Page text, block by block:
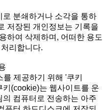
로분쇄하거나소각을통하
저장된개인정보는기록을
하여삭제하며,어떠한용도
리합니다.
제공하기위해'쿠키
(cookie)는웹사이트를운
의컴퓨터로전송하는아주